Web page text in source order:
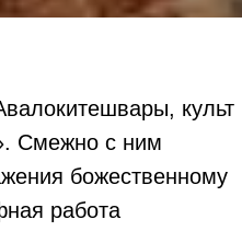
культ
Смежно с ним
божественному
работа